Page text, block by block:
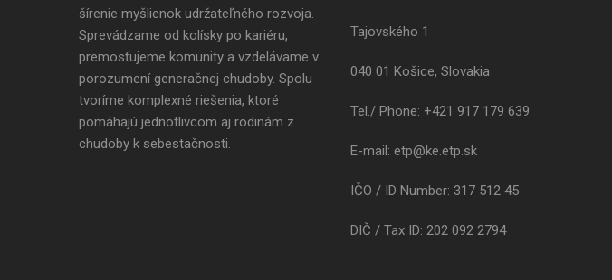
šírenie myšlienok udržateľného rozvoja.
Sprevádzame od kolísky po kariéru,
premosťujeme komunity a vzdelávame v
porozumení generačnej chudoby. Spolu
tvoríme komplexné riešenia, ktoré
pomáhajú jednotlivcom aj rodinám z
chudoby k sebestačnosti.
Tajovského 1
040 01 Košice, Slovakia
Tel./ Phone: +421 917 179 639
E-mail: etp@ke.etp.sk
IČO / ID Number: 317 512 45
DIČ / Tax ID: 202 092 2794